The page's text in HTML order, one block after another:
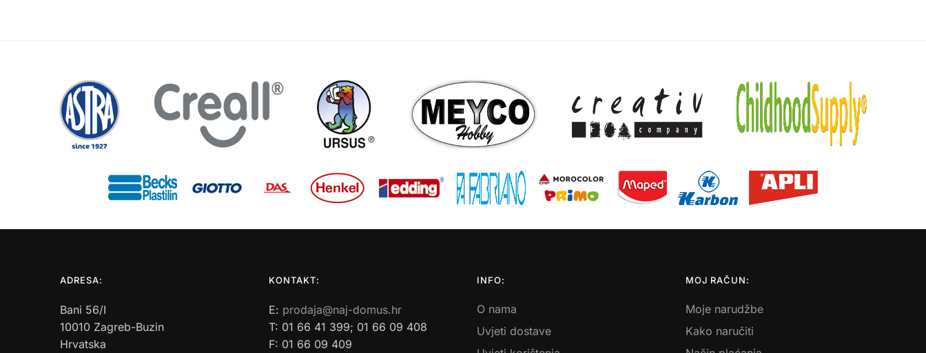
ADRESA:
Bani 56/I
10010 Zagreb-Buzin
Hrvatska
KONTAKT:
E: prodaja@naj-domus.hr
T: 01 66 41 399; 01 66 09 408
F: 01 66 09 409
INFO:
O nama
Uvjeti dostave
MOJ RAČUN:
Moje narudžbe
Kako naručiti